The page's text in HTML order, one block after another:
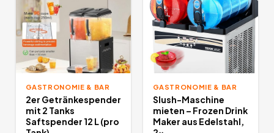
GASTRONOMIE & BAR
2er Getränkespender
mit 2 Tanks
Saftspender 12 L (pro
GASTRONOMIE & BAR
Slush-Maschine
mieten – Frozen Drink
Maker aus Edelstahl,